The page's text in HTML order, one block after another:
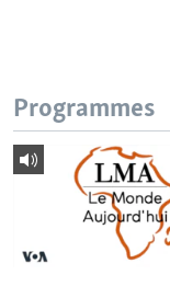
Programmes